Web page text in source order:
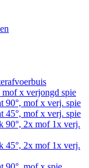
x verjongd spie
90°, mof x verj. spie
45°, mof x verj. spie
90°, 2x mof 1x verj.
45°, 2x mof 1x verj.